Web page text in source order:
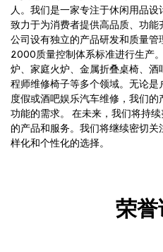
人。我们是一家专注于休闲用品设
致力于为消费者提供高品质、功能
公司设有独立的产品研发和质量管
2000质量控制体系标准进行生产
炉、家庭火炉、金属折叠桌椅、酒
程师维修椅子等多个领域。无论
度假或酒吧娱乐汽车维修，我们
功能的需求。 在未来，我们将持
的产品和服务。我们将继续密切
样化和个性化的选择。
荣誉